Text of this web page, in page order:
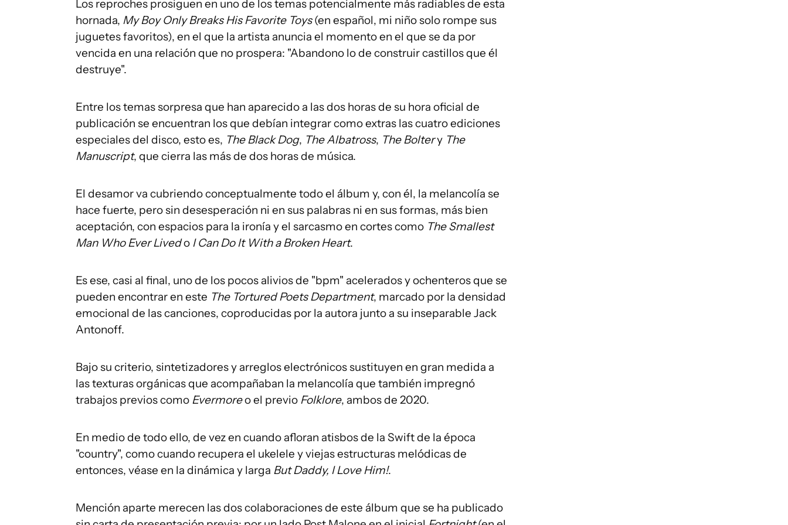
Los reproches prosiguen en uno de los temas potencialmente más radiables de esta
hornada, My Boy Only Breaks His Favorite Toys(en español, mi niño solo rompe sus
juguetes favoritos), en el que la artista anuncia el momento en el que se da por
vencida en una relación que no prospera: "Abandono lo de construir castillos que él
destruye".
Entre los temas sorpresa que han aparecido a las dos horas de su hora oficial de
publicación se encuentran los que debían integrar como extras las cuatro ediciones
especiales del disco, esto es, The Black Dog, The Albatross, The Boltery The
Manuscript, que cierra las más de dos horas de música.
El desamor va cubriendo conceptualmente todo el álbum y, con él, la melancolía se
hace fuerte, pero sin desesperación ni en sus palabras ni en sus formas, más bien
aceptación, con espacios para la ironía y el sarcasmo en cortes como The Smallest
Man Who Ever Livedo I Can Do It With a Broken Heart.
Es ese, casi al final, uno de los pocos alivios de "bpm" acelerados y ochenteros que se
pueden encontrar en este The Tortured Poets Department, marcado por la densidad
emocional de las canciones, coproducidas por la autora junto a su inseparable Jack
Antonoff.
Bajo su criterio, sintetizadores y arreglos electrónicos sustituyen en gran medida a
las texturas orgánicas que acompañaban la melancolía que también impregnó
trabajos previos como Evermoreo el previo Folklore, ambos de 2020.
En medio de todo ello, de vez en cuando afloran atisbos de la Swift de la época
"country", como cuando recupera el ukelele y viejas estructuras melódicas de
entonces, véase en la dinámica y larga But Daddy, I Love Him!.
Mención aparte merecen las dos colaboraciones de este álbum que se ha publicado